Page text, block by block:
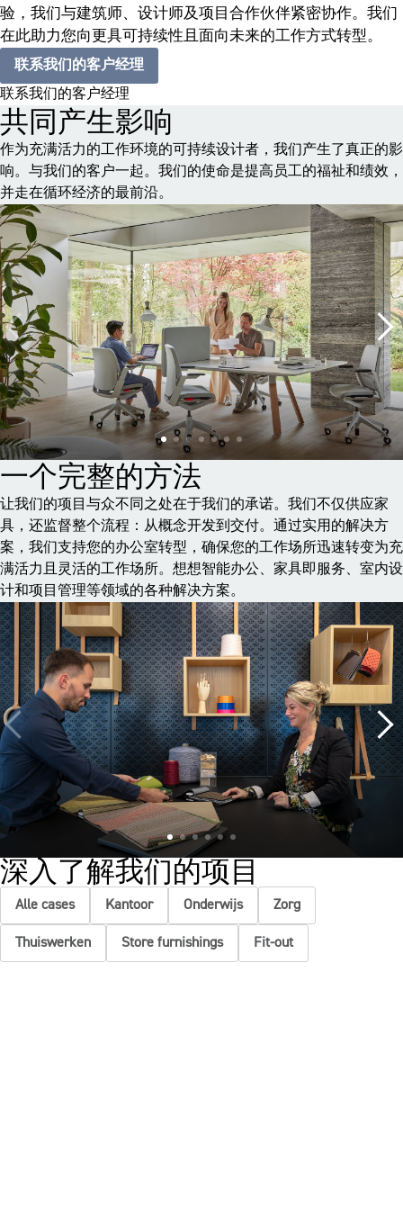
验，我们与建筑师、设计师及项目合作伙伴紧密协作。我们
在此助力您向更具可持续性且面向未来的工作方式转型。
联系我们的客户经理
联系我们的客户经理
共同产生影响
作为充满活力的工作环境的可持续设计者，我们产生了真正的影
响。与我们的客户一起。我们的使命是提高员工的福祉和绩效，
并走在循环经济的最前沿。
一个完整的方法
让我们的项目与众不同之处在于我们的承诺。我们不仅供应家
具，还监督整个流程：从概念开发到交付。通过实用的解决方
案，我们支持您的办公室转型，确保您的工作场所迅速转变为充
满活力且灵活的工作场所。想想智能办公、家具即服务、室内设
计和项目管理等领域的各种解决方案。
深入了解我们的项目
Alle cases Kantoor Onderwijs Zorg
Thuiswerken Store furnishings Fit-out